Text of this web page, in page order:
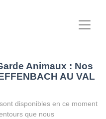
Animaux : Nos
AU VAL
disponibles en ce moment
que nous